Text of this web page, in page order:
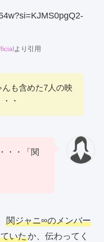
より引用
も含めた7人の映
・
・・「関
関ジャニ∞のメンバー
いたか、伝わってく